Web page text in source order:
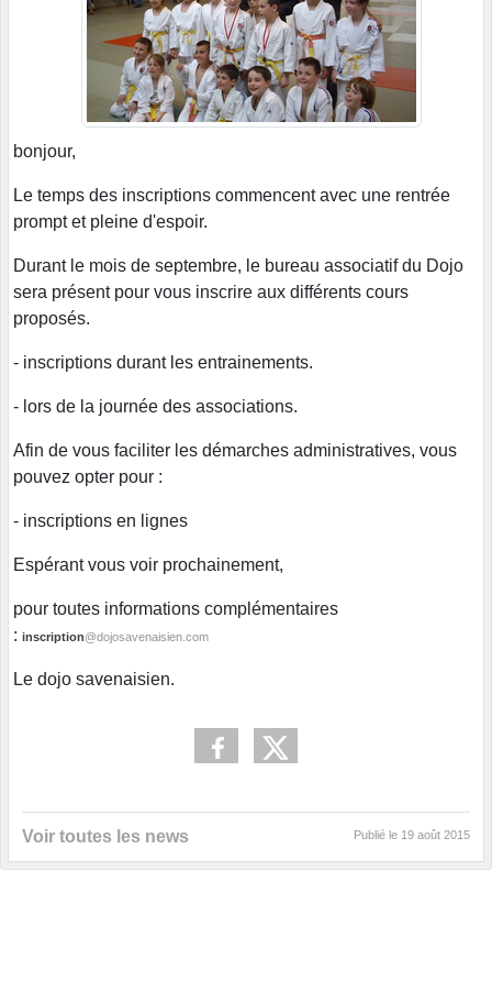
bonjour,
Le temps des inscriptions commencent avec une rentrée
prompt et pleine d'espoir.
Durant le mois de septembre, le bureau associatif du Dojo
sera présent pour vous inscrire aux différents cours
proposés.
- inscriptions durant les entrainements.
- lors de la journée des associations.
Afin de vous faciliter les démarches administratives, vous
pouvez opter pour :
- inscriptions en lignes
Espérant vous voir prochainement,
pour toutes informations complémentaires
: inscription@dojosavenaisien.com
Le dojo savenaisien.
Voir toutes les news Publié le 19 août 2015